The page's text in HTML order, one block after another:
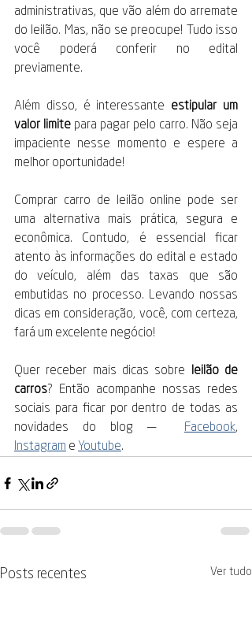
administrativas, que vão além do arremate
do leilão. Mas, não se preocupe! Tudo isso
você poderá conferir no edital
previamente.
Além disso, é interessante estipular um
valor limite para pagar pelo carro. Não seja
impaciente nesse momento e espere a
melhor oportunidade!
Comprar carro de leilão online pode ser
uma alternativa mais prática, segura e
econômica. Contudo, é essencial ficar
atento às informações do edital e estado
do veículo, além das taxas que são
embutidas no processo. Levando nossas
dicas em consideração, você, com certeza,
fará um excelente negócio!
Quer receber mais dicas sobre leilão de
carros? Então acompanhe nossas redes
sociais para ficar por dentro de todas as
novidades do blog —
Facebook
Instagram e Youtube.
Posts recentes Ver tudo